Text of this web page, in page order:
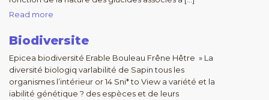
Read more
Biodiversite
Epicea biodiversité Erable Bouleau Frêne Hêtre » La
diversité biologiq varlabilité de Sapin tous les
organismes l’intérieur or 14 Sni* to View a variété et la
iabilité génétique ? des espèces et de leurs